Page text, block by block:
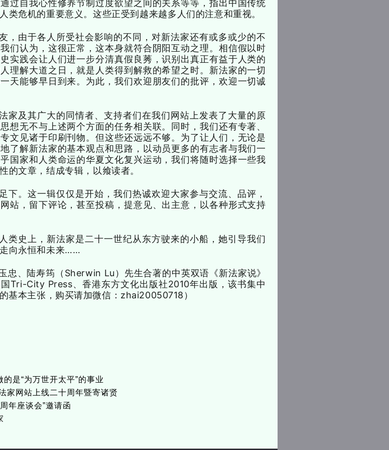
过自我心性修养节制过度欲望之间的关系等等，指出中国传统
类危机的重要意义。这些正受到越来越多人们的注意和重视。
，由于各人所受社会影响的不同，对新法家还有或多或少的不
们认为，这很正常，这本身就符合阴阳互动之理。相信假以时
实践会让人们进一步分清真假良莠，识别出真正有益于人类的
理解大道之日，就是人类得到解救的希望之时。新法家的一切
天能够早日到来。为此，我们欢迎朋友们的批评，欢迎一切诚
家及其广大的同情者、支持者们在我们网站上发表了大量的原
想无不与上述两个方面的任务相关联。同时，我们还有专著、
文见诸于印刷刊物。但这些还远远不够。为了让人们，无论是
了解新法家的基本观点和思路，以动员更多的有志者与我们一
国家和人类命运的华夏文化复兴运动，我们将随时选择一些我
的文章，结成专辑，以飨读者。
下。这一辑仅仅是开始，我们热诚欢迎大家参与交流、品评，
站，留下评论，甚至投稿，提意见、出主意，以各种形式支持
类史上，新法家是二十一世纪从东方驶来的小船，她引导我们
向永恒和未来……
忠、陆寿筠（Sherwin Lu）先生合著的中英双语《新法家说》
Tri-City Press、香港东方文化出版社2010年出版，该书集中
基本主张，购买请加微信： zhai20050718）
是“为万世开太平”的事业
家网站上线二十周年暨寄诸贤
年座谈会”邀请函